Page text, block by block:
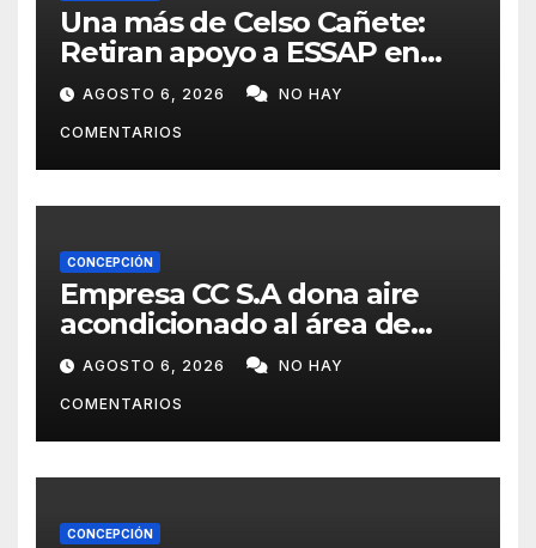
Una más de Celso Cañete:
Retiran apoyo a ESSAP en
Concepción
AGOSTO 6, 2026 NO HAY
COMENTARIOS
CONCEPCIÓN
Empresa CC S.A dona aire
acondicionado al área de
maternidad del IPS de
Concepción
AGOSTO 6, 2026 NO HAY
COMENTARIOS
CONCEPCIÓN